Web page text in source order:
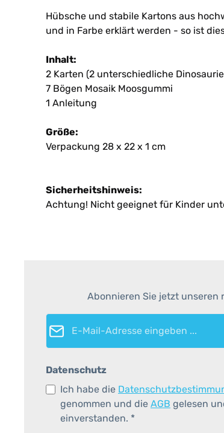
Hübsche und stabile Kartons aus
und in Farbe erklärt werden - so ist
Inhalt:
2 Karten (2 unterschiedliche
7 Bögen Mosaik Moosgummi
1 Anleitung
Größe:
Verpackung 28 x 22 x 1 cm
Sicherheitshinweis:
Achtung! Nicht geeignet für Kinder
Abonnieren Sie jetzt unseren
E-Mail-Adresse*
Datenschutz
Ich habe die
genommen und die AGB gelesen
einverstanden. *